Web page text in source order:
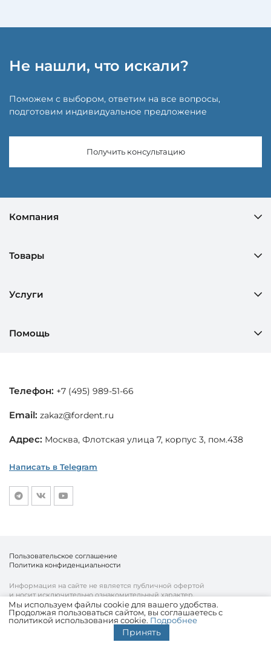
Не нашли, что искали?
Поможем с выбором, ответим на все вопросы,
подготовим индивидуальное предложение
Получить консультацию
Компания
Товары
Услуги
Помощь
Телефон: +7 (495) 989-51-66
Email: zakaz@fordent.ru
Адрес: Москва, Флотская улица 7, корпус 3, пом.438
Написать в Telegram
© «Fordent», 2010—2026
Комплексный подход к вашему бизнесу
Информация на сайте не является публичной офертой
и носит исключительно ознакомительный характер.
Пользовательское соглашение
Политика конфиденциальности
Мы используем файлы cookie для вашего удобства.
Продолжая пользоваться сайтом, вы соглашаетесь с
политикой использования cookie. Подробнее
Принять